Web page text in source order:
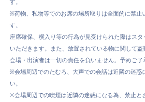
す
※荷物、私物等でのお席の場所取りは全面的に禁止
す。 ※必要
座席確保、横入り等の行為が見受けられた際はス
いただきます。また、放置されている物に関して盗
会場・出演者は一切の責任を負いません。予めご了
※会場周辺でのたむろ、大声での会話は近隣の迷惑
い。
※会場周辺での喫煙は近隣の迷惑になる為、禁止と